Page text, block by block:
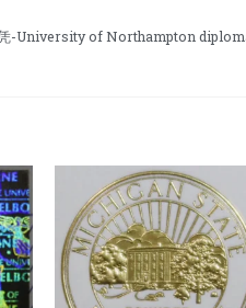
-University of Northampton